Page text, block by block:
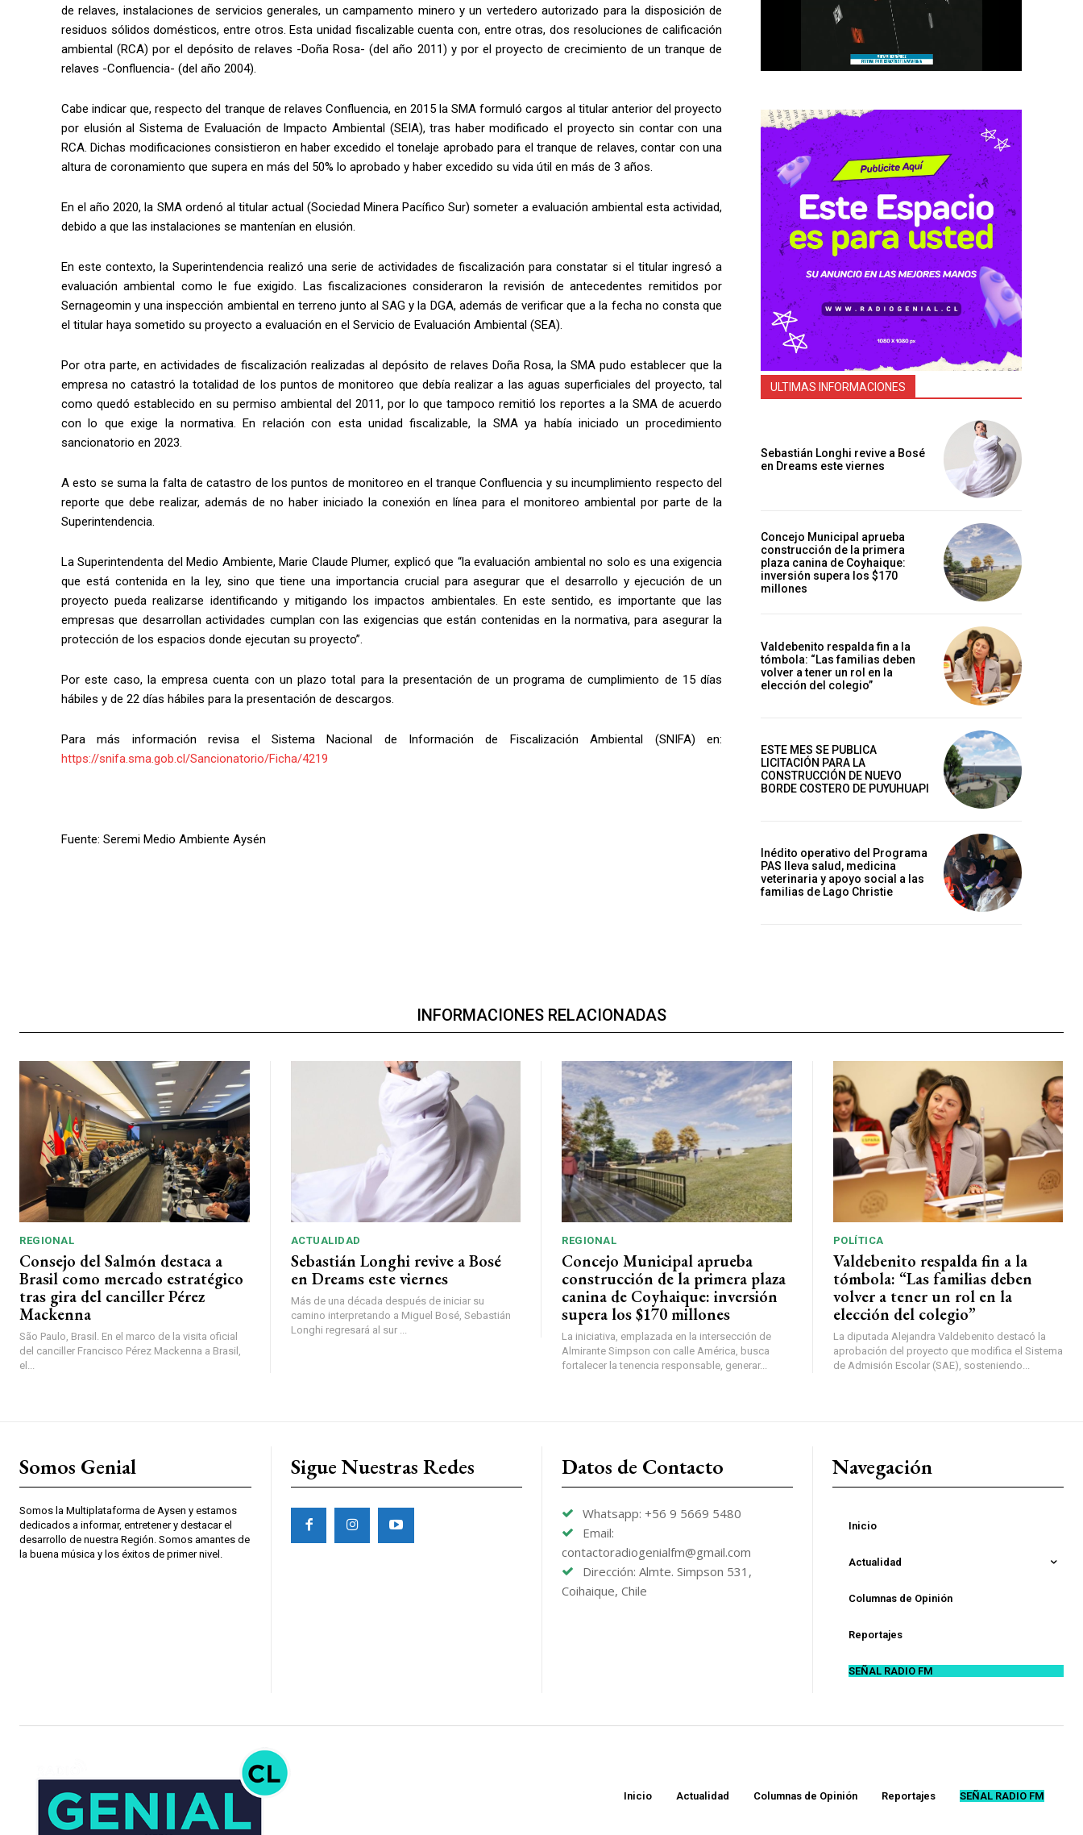
de relaves, instalaciones de servicios generales, un campamento minero y un vertedero autorizado para la disposición de
residuos sólidos domésticos, entre otros. Esta unidad fiscalizable cuenta con, entre otras, dos resoluciones de calificación
ambiental (RCA) por el depósito de relaves -Doña Rosa- (del año 2011) y por el proyecto de crecimiento de un tranque de
relaves -Confluencia- (del año 2004).
Cabe indicar que, respecto del tranque de relaves Confluencia, en 2015 la SMA formuló cargos al titular anterior del proyecto
por elusión al Sistema de Evaluación de Impacto Ambiental (SEIA), tras haber modificado el proyecto sin contar con una
RCA. Dichas modificaciones consistieron en haber excedido el tonelaje aprobado para el tranque de relaves, contar con una
altura de coronamiento que supera en más del 50% lo aprobado y haber excedido su vida útil en más de 3 años.
En el año 2020, la SMA ordenó al titular actual (Sociedad Minera Pacífico Sur) someter a evaluación ambiental esta actividad,
debido a que las instalaciones se mantenían en elusión.
En este contexto, la Superintendencia realizó una serie de actividades de fiscalización para constatar si el titular ingresó a
evaluación ambiental como le fue exigido. Las fiscalizaciones consideraron la revisión de antecedentes remitidos por
Sernageomin y una inspección ambiental en terreno junto al SAG y la DGA, además de verificar que a la fecha no consta que
el titular haya sometido su proyecto a evaluación en el Servicio de Evaluación Ambiental (SEA).
Por otra parte, en actividades de fiscalización realizadas al depósito de relaves Doña Rosa, la SMA pudo establecer que la
empresa no catastró la totalidad de los puntos de monitoreo que debía realizar a las aguas superficiales del proyecto, tal
como quedó establecido en su permiso ambiental del 2011, por lo que tampoco remitió los reportes a la SMA de acuerdo
con lo que exige la normativa. En relación con esta unidad fiscalizable, la SMA ya había iniciado un procedimiento
sancionatorio en 2023.
A esto se suma la falta de catastro de los puntos de monitoreo en el tranque Confluencia y su incumplimiento respecto del
reporte que debe realizar, además de no haber iniciado la conexión en línea para el monitoreo ambiental por parte de la
Superintendencia.
La Superintendenta del Medio Ambiente, Marie Claude Plumer, explicó que “la evaluación ambiental no solo es una exigencia
que está contenida en la ley, sino que tiene una importancia crucial para asegurar que el desarrollo y ejecución de un
proyecto pueda realizarse identificando y mitigando los impactos ambientales. En este sentido, es importante que las
empresas que desarrollan actividades cumplan con las exigencias que están contenidas en la normativa, para asegurar la
protección de los espacios donde ejecutan su proyecto”.
Por este caso, la empresa cuenta con un plazo total para la presentación de un programa de cumplimiento de 15 días
hábiles y de 22 días hábiles para la presentación de descargos.
Para más información revisa el Sistema Nacional de Información de Fiscalización Ambiental (SNIFA) en:
https://snifa.sma.gob.cl/Sancionatorio/Ficha/4219
Fuente: Seremi Medio Ambiente Aysén
ULTIMAS INFORMACIONES
Sebastián Longhi revive a Bosé
en Dreams este viernes
Concejo Municipal aprueba
construcción de la primera
plaza canina de Coyhaique:
inversión supera los $170
millones
Valdebenito respalda fin a la
tómbola: “Las familias deben
volver a tener un rol en la
elección del colegio”
ESTE MES SE PUBLICA
LICITACIÓN PARA LA
CONSTRUCCIÓN DE NUEVO
BORDE COSTERO DE PUYUHUAPI
Inédito operativo del Programa
PAS lleva salud, medicina
veterinaria y apoyo social a las
familias de Lago Christie
INFORMACIONES RELACIONADAS
REGIONAL
Consejo del Salmón destaca a
Brasil como mercado estratégico
tras gira del canciller Pérez
Mackenna
São Paulo, Brasil. En el marco de la visita oficial
del canciller Francisco Pérez Mackenna a Brasil,
el...
ACTUALIDAD
Sebastián Longhi revive a Bosé
en Dreams este viernes
Más de una década después de iniciar su
camino interpretando a Miguel Bosé, Sebastián
Longhi regresará al sur ...
REGIONAL
Concejo Municipal aprueba
construcción de la primera plaza
canina de Coyhaique: inversión
supera los $170 millones
La iniciativa, emplazada en la intersección de
Almirante Simpson con calle América, busca
fortalecer la tenencia responsable, generar...
POLÍTICA
Valdebenito respalda fin a la
tómbola: “Las familias deben
volver a tener un rol en la
elección del colegio”
La diputada Alejandra Valdebenito destacó la
aprobación del proyecto que modifica el Sistema
de Admisión Escolar (SAE), sosteniendo...
Somos Genial
Somos la Multiplataforma de Aysen y estamos
dedicados a informar, entretener y destacar el
desarrollo de nuestra Región. Somos amantes de
la buena música y los éxitos de primer nivel.
Sigue Nuestras Redes Datos de Contacto
Whatsapp: +56 9 5669 5480
Email:
contactoradiogenialfm@gmail.com
Dirección: Almte. Simpson 531,
Coihaique, Chile
Navegación
Inicio
Actualidad
Columnas de Opinión
Reportajes
SEÑAL RADIO FM
Inicio Actualidad Columnas de Opinión Reportajes SEÑAL RADIO FM